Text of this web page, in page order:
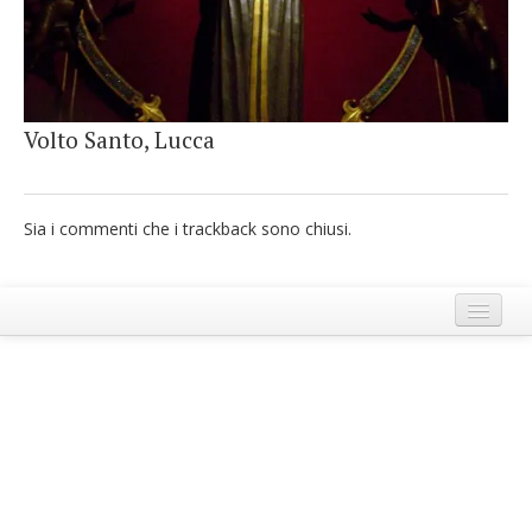
French
Italiano
Volto Santo, Lucca
Sia i commenti che i trackback sono chiusi.